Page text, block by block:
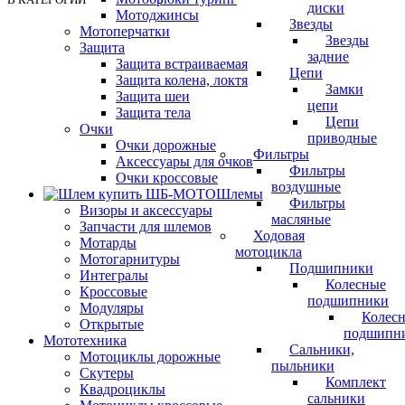
диски
Звезды
Звезды
задние
Цепи
Замки
цепи
Цепи
приводные
Фильтры
Фильтры
воздушные
Фильтры
масляные
Ходовая
мотоцикла
Подшипники
Колесные
подшипники
Сальники,
пыльники
Комплект
сальники
Мотоджинсы
Мотоперчатки
Защита
Защита встраиваемая
Защита колена, локтя
Защита шеи
Защита тела
Очки
Очки дорожные
Аксессуары для очков
Очки кроссовые
Шлемы
Визоры и аксессуары
Запчасти для шлемов
Мотарды
Мотогарнитуры
Интегралы
Кроссовые
Модуляры
Открытые
Мототехника
Мотоциклы дорожные
Скутеры
Квадроциклы